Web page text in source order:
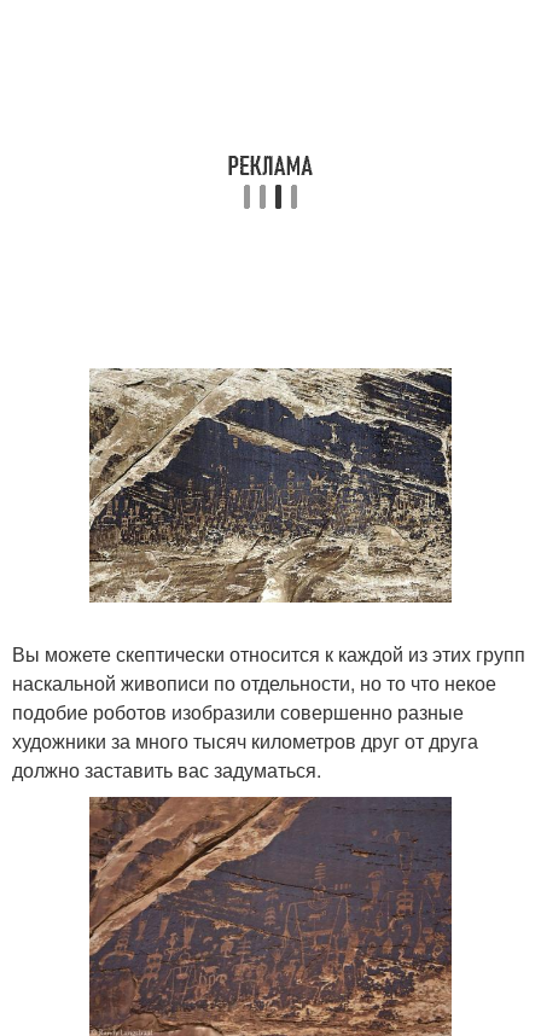
Вы можете скептически относится к каждой из этих групп
наскальной живописи по отдельности, но то что некое
подобие роботов изобразили совершенно разные
художники за много тысяч километров друг от друга
должно заставить вас задуматься.